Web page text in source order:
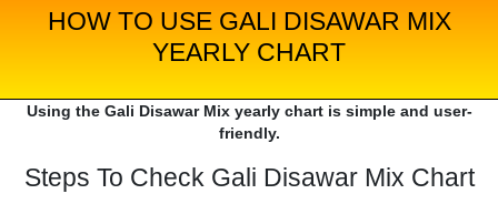
HOW TO USE GALI DISAWAR MIX
YEARLY CHART
Using the Gali Disawar Mix yearly chart is simple and user-
friendly.
Steps To Check Gali Disawar Mix Chart